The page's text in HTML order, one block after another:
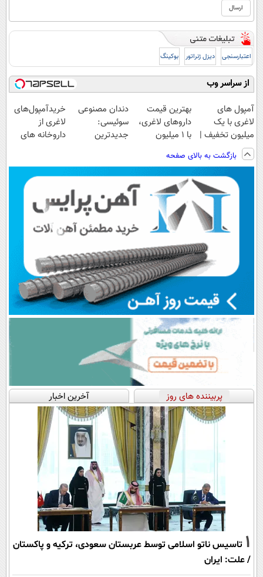
اعتبارسنجی دیزل ژنراتور بوکینگ
از سراسر وب
آمپول های
لاغری با یک
میلیون تخفیف |
ارسال از
داروخانه های
بهترین قیمت
داروهای لاغری،
با ۱ میلیون
از داروخانه‌
دندان مصنوعی
سوئیسی:
جدیدترین
پرداخت قسطی
خریدآمپول‌های
لاغری از
داروخانه های
پک یخ!
بازگشت به بالای صفحه
پربیننده های روز آخرین اخبار
1 تاسیس ناتو اسلامی توسط عربستان سعودی، ترکیه و پاکستان
/ علت: ایران